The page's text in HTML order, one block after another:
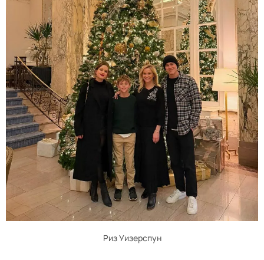
Риз Уизерспун